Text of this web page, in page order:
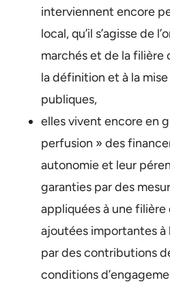
interviennent encore
local, qu’il s’agisse de
marchés et de la filière
la définition et à la
publiques,
elles vivent encore en
perfusion » des
autonomie et leur
garanties par des
appliquées à une
ajoutées importantes à
par des contributions
conditions